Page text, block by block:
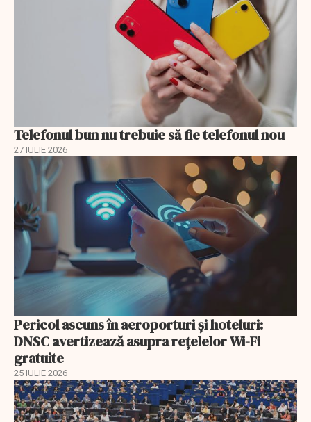
Telefonul bun nu trebuie să fie telefonul nou
27 IULIE 2026
Pericol ascuns în aeroporturi și hoteluri:
DNSC avertizează asupra rețelelor Wi-Fi
gratuite
25 IULIE 2026